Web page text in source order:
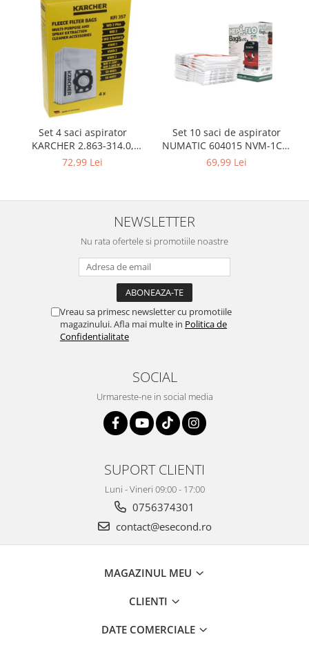
Ochelari de soare
Ochelari de vedere
Gaming, Carti & Birotica
Birotica & Papetarie
Console, Jocuri & Accesorii
Ingrijire personala & Cosmetice
Accesorii aparate de ras electrice
Accesorii aparate hair styling
Aparate & Accesorii ingrijire
Cosmetice si produse ingrijire
Camera copilului
Hrana bebelusi
Accesorii animale de companie
Castroane si adapatori animale
Igiena animale de companie
Mobila si transport animale de
Zgarzi, lese si hamuri
Set 4 saci aspirator
KARCHER 2.863-314.0,
compatibil cu WD, KWD, SE
72,99 Lei
Set 10 saci de aspirator
NUMATIC 604015 NVM-1CH,
9L
69,99 Lei
NEWSLETTER
Nu rata ofertele si promotiile noastre
Vreau sa primesc newsletter cu promotiile
magazinului. Afla mai multe in Politica de
Confidentialitate
SOCIAL
Urmareste-ne in social media
SUPORT CLIENTI
Luni - Vineri 09:00 - 17:00
0756374301
contact@esecond.ro
MAGAZINUL MEU
CLIENTI
DATE COMERCIALE